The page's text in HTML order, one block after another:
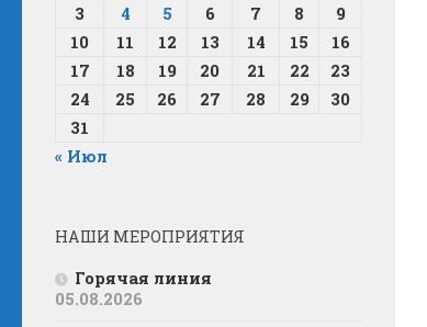
3
4 5 6 7 8
9
10
11 12 13 14 15
16
17
18 19 20 21 22
23
24
25 26 27 28 29
30
31
« Июл
НАШИ МЕРОПРИЯТИЯ
Горячая линия
05.08.2026